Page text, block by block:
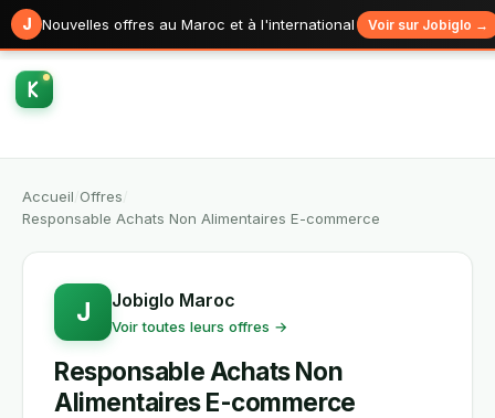
J Nouvelles offres au Maroc et à l'international Voir sur Jobiglo →
Accueil Offres
Responsable Achats Non Alimentaires E-commerce
J Jobiglo Maroc
Voir toutes leurs offres →
Responsable Achats Non
Alimentaires E-commerce